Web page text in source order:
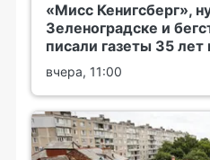
«Мисс Кенигсберг»,
Зеленоградске и
писали газеты 35 лет
вчера, 11:00